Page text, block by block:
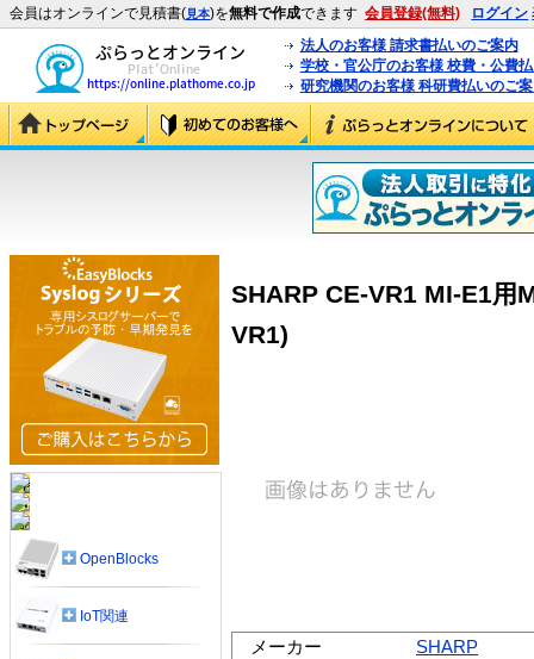
会員はオンラインで見積書(見本)を無料で作成できます 会員登録(無料) ログイン
法人のお客様 請求書払いのご案内
学校・官公庁のお客様 校費・公費
研究機関のお客様 科研費払いのご
SHARP CE-VR1 MI-E1用
VR1)
メーカー
SHARP
OpenBlocks
IoT関連